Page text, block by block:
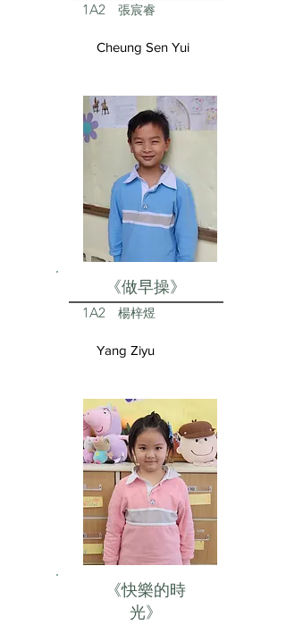
1A2 張宸睿
Cheung Sen Yui
《做早操》
1A2 楊梓煜
Yang Ziyu
《快樂的時
光》